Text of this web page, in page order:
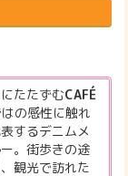
にたたずむCAFÉ
の感性に触れ
するデニムメ
。街歩きの途
観光で訪れた